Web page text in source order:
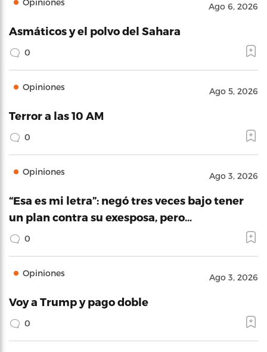
Opiniones Ago 6, 2026
Asmáticos y el polvo del Sahara
0
Opiniones Ago 5, 2026
Terror a las 10 AM
0
Opiniones Ago 3, 2026
“Esa es mi letra”: negó tres veces bajo tener
un plan contra su exesposa, pero…
0
Opiniones Ago 3, 2026
Voy a Trump y pago doble
0